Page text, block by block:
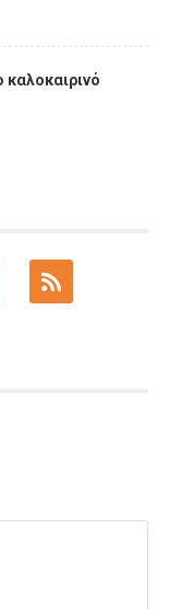
καλοκαιρινό